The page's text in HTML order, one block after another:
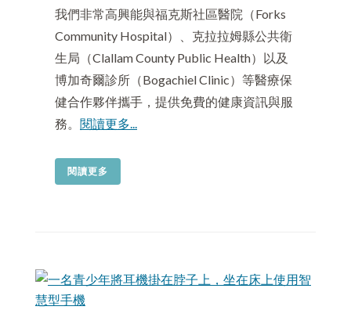
我們非常高興能與福克斯社區醫院（Forks
Community Hospital）、克拉拉姆縣公共衛
生局（Clallam County Public Health）以及
博加奇爾診所（Bogachiel Clinic）等醫療保
健合作夥伴攜手，提供免費的健康資訊與服
務。 閱讀更多...
閱讀更多